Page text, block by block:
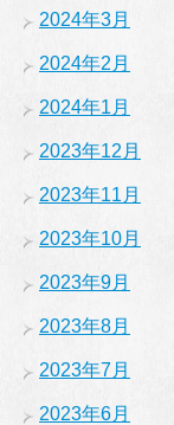
2024年3月
2024年2月
2024年1月
2023年12月
2023年11月
2023年10月
2023年9月
2023年8月
2023年7月
2023年6月